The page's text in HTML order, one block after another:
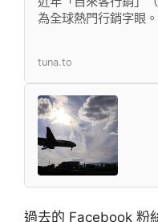
為全球熱門行銷字眼。
tuna.to
過去的 Facebook 粉